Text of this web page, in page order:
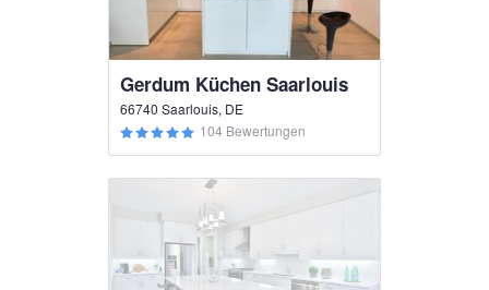
Gerdum Küchen Saarlouis
66740 Saarlouis, DE
104 Bewertungen